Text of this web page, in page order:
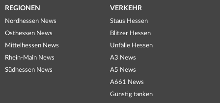
REGIONEN
Nordhessen News
Osthessen News
Mittelhessen News
Rhein-Main News
Südhessen News
VERKEHR
Staus Hessen
Blitzer Hessen
Unfälle Hessen
A3 News
A5 News
A661 News
Günstig tanken